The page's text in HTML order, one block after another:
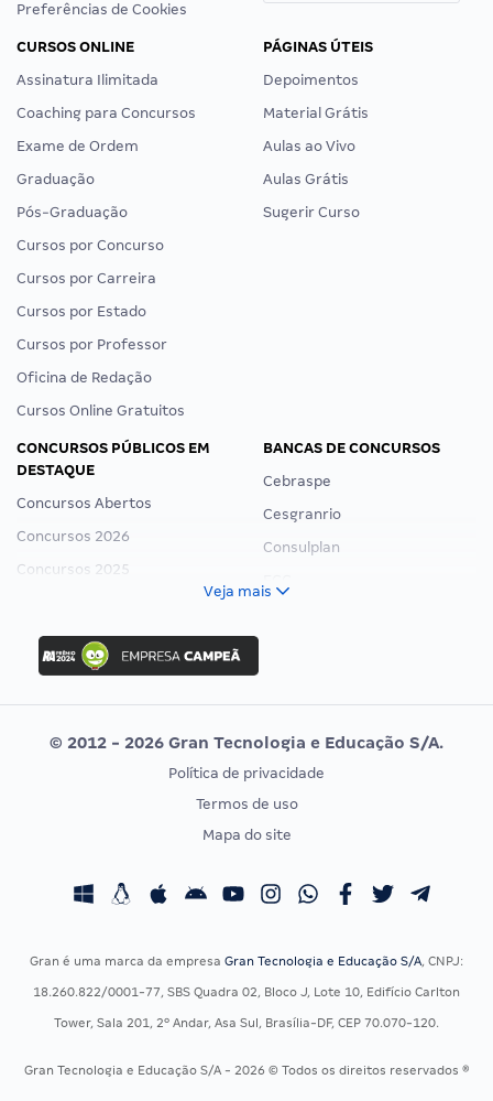
Preferências de Cookies
CURSOS ONLINE
Assinatura Ilimitada
Coaching para Concursos
Exame de Ordem
Graduação
Pós-Graduação
Cursos por Concurso
Cursos por Carreira
Cursos por Estado
Cursos por Professor
Oficina de Redação
Cursos Online Gratuitos
PÁGINAS ÚTEIS
Depoimentos
Material Grátis
Aulas ao Vivo
Aulas Grátis
Sugerir Curso
CONCURSOS PÚBLICOS EM
DESTAQUE
Concursos Abertos
Concursos 2026
Concursos 2025
Concurso Ibama
Concurso MPU
Editais publicados
BANCAS DE CONCURSOS
Cebraspe
Cesgranrio
Consulplan
Vunesp
CONCURSOS POR PROFISSÃO
Concursos Fiscais
Concursos Saúde
Residência Multiprofissional
EXAME DE ORDEM
Calendário OAB
Veja mais
© 2012 - 2026 Gran Tecnologia e Educação S/A.
Política de privacidade
Termos de uso
Mapa do site
Gran é uma marca da empresa Gran Tecnologia e Educação S/A, CNPJ:
18.260.822/0001-77, SBS Quadra 02, Bloco J, Lote 10, Edifício Carlton
Tower, Sala 201, 2º Andar, Asa Sul, Brasília-DF, CEP 70.070-120.
Gran Tecnologia e Educação S/A - 2026 © Todos os direitos reservados ®